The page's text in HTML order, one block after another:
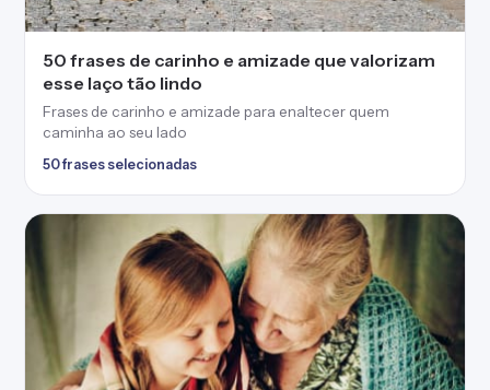
50 frases de carinho e amizade que valorizam
esse laço tão lindo
Frases de carinho e amizade para enaltecer quem
caminha ao seu lado
50 frases selecionadas